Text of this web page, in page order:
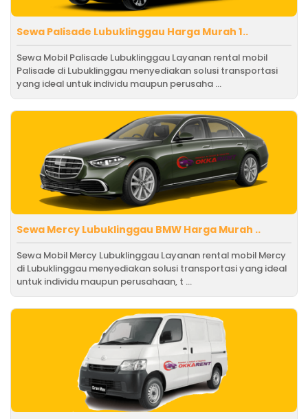
Sewa Palisade Lubuklinggau Harga Murah 1..
Sewa Mobil Palisade Lubuklinggau Layanan rental mobil
Palisade di Lubuklinggau menyediakan solusi transportasi
yang ideal untuk individu maupun perusaha ...
Sewa Mercy Lubuklinggau BMW Harga Murah ..
Sewa Mobil Mercy Lubuklinggau Layanan rental mobil Mercy
di Lubuklinggau menyediakan solusi transportasi yang ideal
untuk individu maupun perusahaan, t ...